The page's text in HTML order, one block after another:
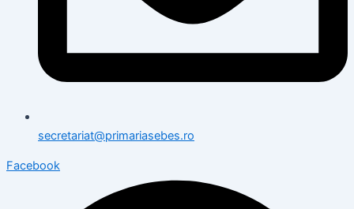
secretariat@primariasebes.ro
Facebook